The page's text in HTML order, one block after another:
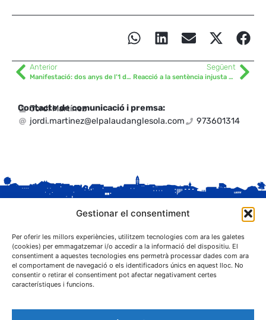
Gestionar el consentiment
Per oferir les millors experiències, utilitzem tecnologies com ara les galetes
(cookies) per emmagatzemar i/o accedir a la informació del dispositiu. El
consentiment a aquestes tecnologies ens permetrà processar dades com ara
el comportament de navegació o els identificadors únics en aquest lloc. No
consentir o retirar el consentiment pot afectar negativament certes
característiques i funcions.
Anterior
Manifestació: dos anys de l’1 d’octubre al Palau d’Anglesola
Següent
Reacció a la sentència injusta del Tribunal Suprem
Contacte de comunicació i premsa:
Jordi Martínez
jordi.martinez@elpalaudanglesola.com
973601314
C. Sant Josep, 1
25243 El Palau d'Anglesola (Pla d'Urgell)